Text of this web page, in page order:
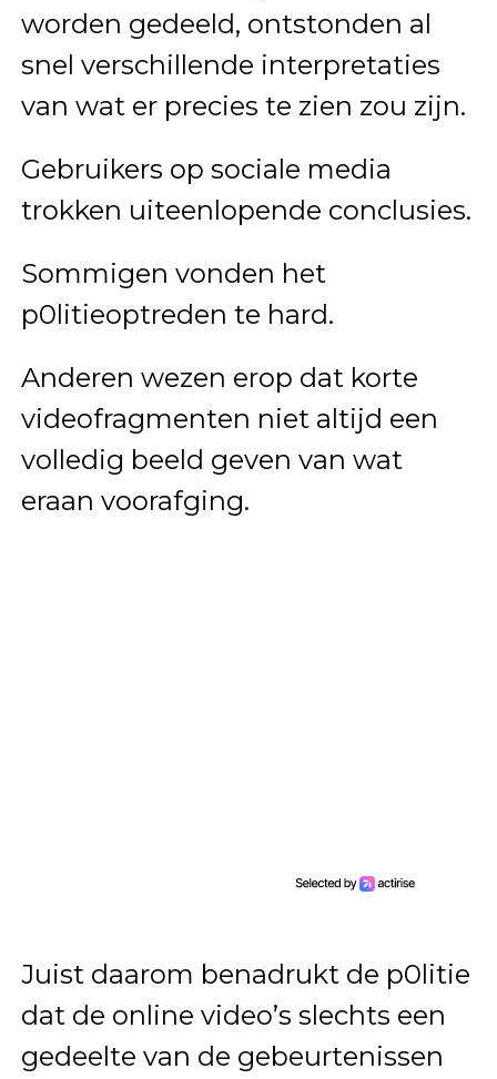
worden gedeeld, ontstonden al
snel verschillende interpretaties
van wat er precies te zien zou zijn.
Gebruikers op sociale media
trokken uiteenlopende conclusies.
Sommigen vonden het
p0litieoptreden te hard.
Anderen wezen erop dat korte
videofragmenten niet altijd een
volledig beeld geven van wat
eraan voorafging.
Juist daarom benadrukt de p0litie
dat de online video’s slechts een
gedeelte van de gebeurtenissen